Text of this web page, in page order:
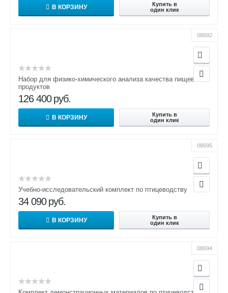
В КОРЗИНУ
Купить в
один клик
08692
Набор для физико-химического анализа качества пищевых
продуктов
126 400 руб.
В КОРЗИНУ
Купить в
один клик
08695
Учебно-исследовательский комплект по птицеводству
34 090 руб.
В КОРЗИНУ
Купить в
один клик
08694